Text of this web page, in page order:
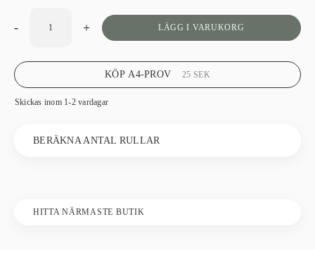
- + LÄGG I VARUKORG
Skickas inom 1-2 vardagar
BERÄKNA ANTAL RULLAR
KÖP A4-PROV 25 SEK
HITTA NÄRMASTE BUTIK